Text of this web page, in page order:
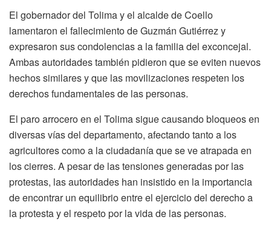
El gobernador del Tolima y el alcalde de Coello
lamentaron el fallecimiento de Guzmán Gutiérrez y
expresaron sus condolencias a la familia del exconcejal.
Ambas autoridades también pidieron que se eviten nuevos
hechos similares y que las movilizaciones respeten los
derechos fundamentales de las personas.
El paro arrocero en el Tolima sigue causando bloqueos en
diversas vías del departamento, afectando tanto a los
agricultores como a la ciudadanía que se ve atrapada en
los cierres. A pesar de las tensiones generadas por las
protestas, las autoridades han insistido en la importancia
de encontrar un equilibrio entre el ejercicio del derecho a
la protesta y el respeto por la vida de las personas.